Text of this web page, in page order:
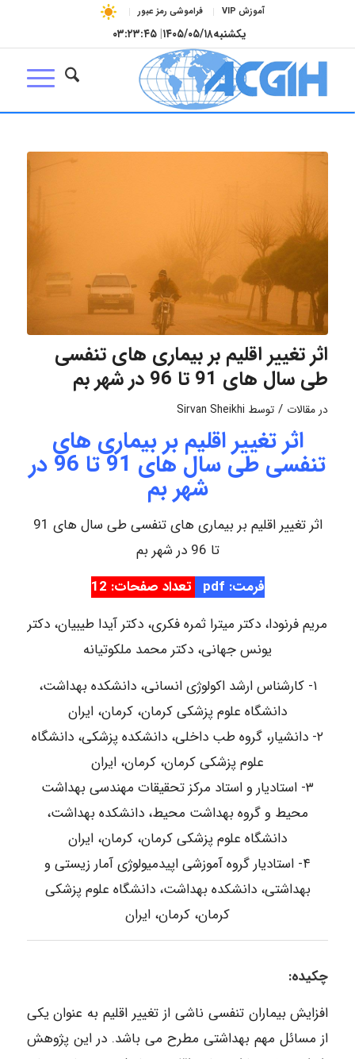
آموزش VIP فراموشی رمز عبور
یکشنبه۱۴۰۵/۰۵/۱۸| ۰۳:۲۳:۴۶
اثر تغییر اقلیم بر بیماری های تنفسی
طی سال های 91 تا 96 در شهر بم
درمقالات / توسط Sirvan Sheikhi
اثر تغییر اقلیم بر بیماری های
تنفسی طی سال های 91 تا 96 در
شهر بم
اثر تغییر اقلیم بر بیماری های تنفسی طی سال های 91
تا 96 در شهر بم
فرمت: pdf
تعداد صفحات: 12
مریم فرنودا، دکتر میترا ثمره فکری، دکتر آیدا طیبیان، دکتر
یونس جهانی، دکتر محمد ملکوتیانه
۱- کارشناس ارشد اکولوژی انسانی، دانشکده بهداشت،
دانشگاه علوم پزشکی کرمان، کرمان، ایران
۲- دانشیار، گروه طب داخلی، دانشکده پزشکی، دانشگاه
علوم پزشکی کرمان، کرمان، ایران
۳- استادیار و استاد مرکز تحقیقات مهندسی بهداشت
محیط و گروه بهداشت محیط، دانشکده بهداشت،
دانشگاه علوم پزشکی کرمان، کرمان، ایران
۴- استادیار گروه آموزشی اپیدمیولوژی آمار زیستی و
بهداشتی، دانشکده بهداشت، دانشگاه علوم پزشکی
کرمان، کرمان، ایران
چکیده:
افزایش بیماران تنفسی ناشی از تغییر اقلیم به عنوان یکی
از مسائل مهم بهداشتی مطرح می باشد. در این پژوهش